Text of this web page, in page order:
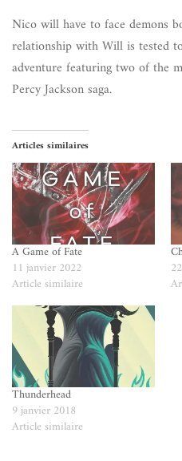
Nico will have to face demons
relationship with Will is tested
adventure featuring two of the
Percy Jackson saga.
Articles similaires
A Game of Fate
11 janvier 2022
Article similaire
Thunderhead
9 janvier 2018
Article similaire